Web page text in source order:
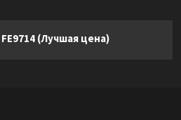
(Лучшая цена)